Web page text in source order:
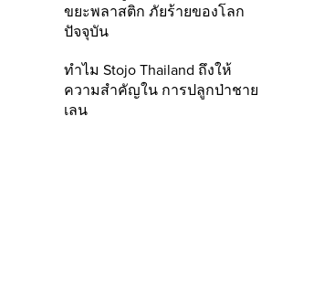
ขยะพลาสติก ภัยร้ายของโลก
ปัจจุบัน
ทำไม Stojo Thailand ถึงให้
ความสำคัญใน การปลูกป่าชาย
เลน